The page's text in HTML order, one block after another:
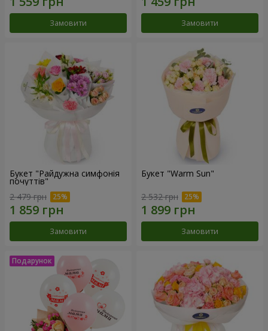
Замовити Замовити
Букет "Райдужна симфонія
почуттів"
2 479 грн
Замовити
Букет "Warm Sun"
2 532 грн
Замовити